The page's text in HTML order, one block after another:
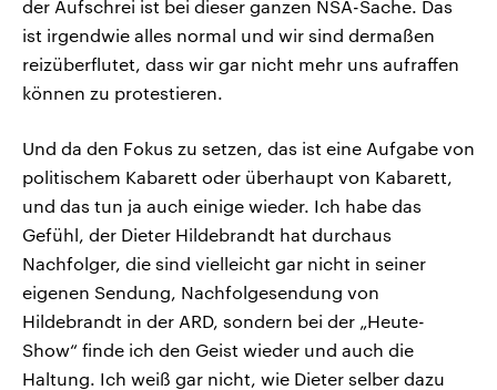
der Aufschrei ist bei dieser ganzen NSA-Sache. Das
ist irgendwie alles normal und wir sind dermaßen
reizüberflutet, dass wir gar nicht mehr uns aufraffen
können zu protestieren.
Und da den Fokus zu setzen, das ist eine Aufgabe von
politischem Kabarett oder überhaupt von Kabarett,
und das tun ja auch einige wieder. Ich habe das
Gefühl, der Dieter Hildebrandt hat durchaus
Nachfolger, die sind vielleicht gar nicht in seiner
eigenen Sendung, Nachfolgesendung von
Hildebrandt in der ARD, sondern bei der „Heute-
Show“ finde ich den Geist wieder und auch die
Haltung. Ich weiß gar nicht, wie Dieter selber dazu